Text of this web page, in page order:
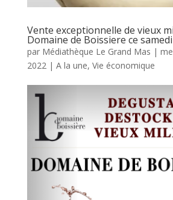
Vente exceptionnelle de vieux
Domaine de Boissiere ce samedi
par Médiathèque Le Grand Mas |
2022| A la une, Vie économique